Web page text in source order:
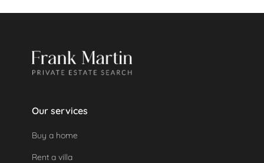
Eine geleistete Kaution wird automatisch
Our services
Buy a home
Rent a villa